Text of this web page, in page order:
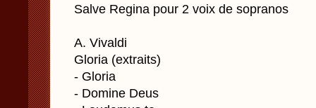
Salve Regina pour 2 voix de sopranos
A. Vivaldi
Gloria (extraits)
- Gloria
- Domine Deus